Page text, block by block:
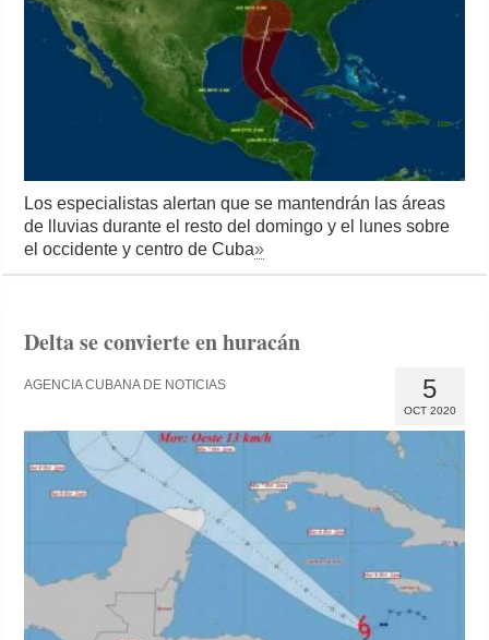
Los especialistas alertan que se mantendrán las áreas
de lluvias durante el resto del domingo y el lunes sobre
el occidente y centro de Cuba»
Delta se convierte en huracán
5
OCT 2020
AGENCIA CUBANA DE NOTICIAS